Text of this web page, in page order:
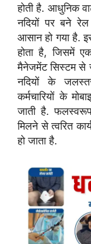
होती है. आधुनिक
नदियों पर बने
आसान हो गया है.
होता है, जिसमें
मैनेजमेंट सिस्टम से
नदियों के
कर्मचारियों के
जाती है.
मिलने से त्वरित
हो जाता है.